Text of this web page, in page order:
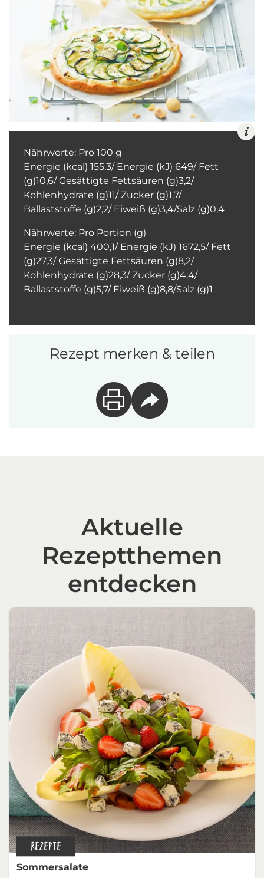
Nährwerte: Pro 100 g
Energie (kcal) 155,3/ Energie (kJ) 649/ Fett
(g)10,6/ Gesättigte Fettsäuren (g)3,2/
Kohlenhydrate (g)11/ Zucker (g)1,7/
Ballaststoffe (g)2,2/ Eiweiß (g)3,4/Salz (g)0,4
Nährwerte: Pro Portion (g)
Energie (kcal) 400,1/ Energie (kJ) 1672,5/ Fett
(g)27,3/ Gesättigte Fettsäuren (g)8,2/
Kohlenhydrate (g)28,3/ Zucker (g)4,4/
Ballaststoffe (g)5,7/ Eiweiß (g)8,8/Salz (g)1
Rezept merken & teilen
Aktuelle
Rezeptthemen
entdecken
REZEPTE
Sommersalate